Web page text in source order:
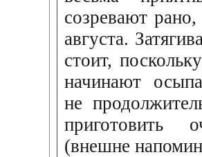
созревают
августа.
стоит,
начинают
не
приготовить
(внешне